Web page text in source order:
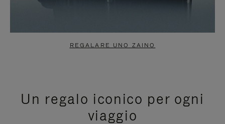
REGALARE UNO ZAINO
Un regalo iconico per ogni
viaggio